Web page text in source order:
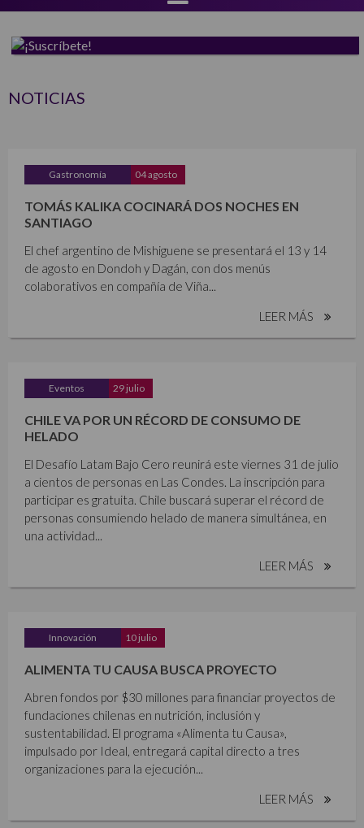
NOTICIAS
Gastronomía 04 agosto
TOMÁS KALIKA COCINARÁ DOS NOCHES EN
SANTIAGO
El chef argentino de Mishiguene se presentará el 13 y 14
de agosto en Dondoh y Dagán, con dos menús
colaborativos en compañía de Viña...
LEER MÁS
Eventos 29 julio
CHILE VA POR UN RÉCORD DE CONSUMO DE
HELADO
El Desafío Latam Bajo Cero reunirá este viernes 31 de julio
a cientos de personas en Las Condes. La inscripción para
participar es gratuita. Chile buscará superar el récord de
personas consumiendo helado de manera simultánea, en
una actividad...
LEER MÁS
Innovación 10 julio
ALIMENTA TU CAUSA BUSCA PROYECTO
Abren fondos por $30 millones para financiar proyectos de
fundaciones chilenas en nutrición, inclusión y
sustentabilidad. El programa «Alimenta tu Causa»,
impulsado por Ideal, entregará capital directo a tres
organizaciones para la ejecución...
LEER MÁS